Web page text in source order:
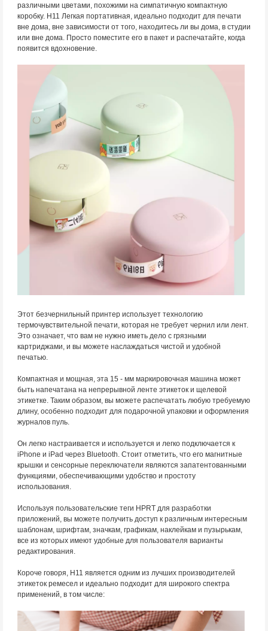
различными цветами, похожими на симпатичную компактную
коробку. H11 Легкая портативная, идеально подходит для печати
вне дома, вне зависимости от того, находитесь ли вы дома, в студии
или вне дома. Просто поместите его в пакет и распечатайте, когда
появится вдохновение.
Этот безчернильный принтер использует технологию
термочувствительной печати, которая не требует чернил или лент.
Это означает, что вам не нужно иметь дело с грязными
картриджами, и вы можете наслаждаться чистой и удобной
печатью.
Компактная и мощная, эта 15 - мм маркировочная машина может
быть напечатана на непрерывной ленте этикеток и щелевой
этикетке. Таким образом, вы можете распечатать любую требуемую
длину, особенно подходит для подарочной упаковки и оформления
журналов пуль.
Он легко настраивается и используется и легко подключается к
iPhone и iPad через Bluetooth. Стоит отметить, что его магнитные
крышки и сенсорные переключатели являются запатентованными
функциями, обеспечивающими удобство и простоту
использования.
Используя пользовательские теги HPRT для разработки
приложений, вы можете получить доступ к различным интересным
шаблонам, шрифтам, значкам, графикам, наклейкам и пузырькам,
все из которых имеют удобные для пользователя варианты
редактирования.
Короче говоря, H11 является одним из лучших производителей
этикеток ремесел и идеально подходит для широкого спектра
применений, в том числе: